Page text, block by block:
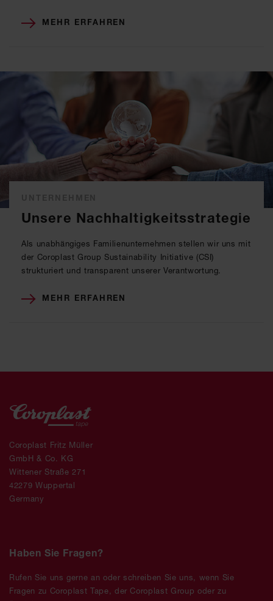
MEHR ERFAHREN
Unsere Nachhaltigkeitsstrategie
Als unabhängiges Familienunternehmen stellen wir uns mit
der Coroplast Group Sustainability Initiative (CSI)
strukturiert und transparent unserer Verantwortung.
MEHR ERFAHREN
Coroplast Fritz Müller
GmbH & Co. KG
Wittener Straße 271
42279 Wuppertal
Germany
Haben Sie Fragen?
Rufen Sie uns gerne an oder schreiben Sie uns, wenn Sie
Fragen zu Coroplast Tape, der Coroplast Group oder zu